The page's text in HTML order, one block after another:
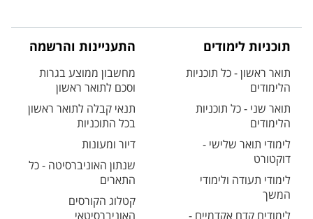
תוכניות לימודים
תואר ראשון - כל תוכניות
הלימודים
תואר שני - כל תוכניות
הלימודים
לימודי תואר שלישי -
דוקטורט
לימודי תעודה ולימודי
המשך
לימודים קדם אקדמיים -
התעניינות והרשמה
מחשבון ממוצע בגרות
וסכם לתואר ראשון
תנאי קבלה לתואר ראשון
בכל התוכניות
דיור ומעונות
שנתון האוניברסיטה - כל
התארים
קטלוג הקורסים
האוניברסיטאי